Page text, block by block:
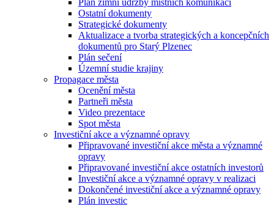
Plán zimní údržby místních komunikací
Ostatní dokumenty
Strategické dokumenty
Aktualizace a tvorba strategických a koncepčních
dokumentů pro Starý Plzenec
Plán sečení
Územní studie krajiny
Propagace města
Ocenění města
Partneři města
Video prezentace
Spot města
Investiční akce a významné opravy
Připravované investiční akce města a významné
opravy
Připravované investiční akce ostatních investorů
Investiční akce a významné opravy v realizaci
Dokončené investiční akce a významné opravy
Plán investic